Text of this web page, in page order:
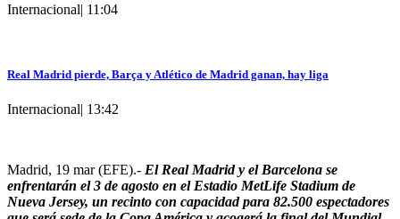
Internacional| 11:04
Real Madrid pierde, Barça y Atlético de Madrid ganan, hay liga
Internacional| 13:42
Madrid, 19 mar (EFE).- El Real Madrid y el Barcelona se
enfrentarán el 3 de agosto en el Estadio MetLife Stadium de
Nueva Jersey, un recinto con capacidad para 82.500 espectadores